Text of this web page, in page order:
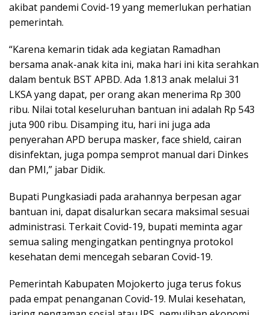
akibat pandemi Covid-19 yang memerlukan perhatian
pemerintah.
“Karena kemarin tidak ada kegiatan Ramadhan
bersama anak-anak kita ini, maka hari ini kita serahkan
dalam bentuk BST APBD. Ada 1.813 anak melalui 31
LKSA yang dapat, per orang akan menerima Rp 300
ribu. Nilai total keseluruhan bantuan ini adalah Rp 543
juta 900 ribu. Disamping itu, hari ini juga ada
penyerahan APD berupa masker, face shield, cairan
disinfektan, juga pompa semprot manual dari Dinkes
dan PMI,” jabar Didik.
Bupati Pungkasiadi pada arahannya berpesan agar
bantuan ini, dapat disalurkan secara maksimal sesuai
administrasi. Terkait Covid-19, bupati meminta agar
semua saling mengingatkan pentingnya protokol
kesehatan demi mencegah sebaran Covid-19.
Pemerintah Kabupaten Mojokerto juga terus fokus
pada empat penanganan Covid-19. Mulai kesehatan,